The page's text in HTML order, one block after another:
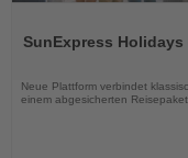
die
SunExpress
Neue Plattform verbindet
einem abgesicherten Reisepaket